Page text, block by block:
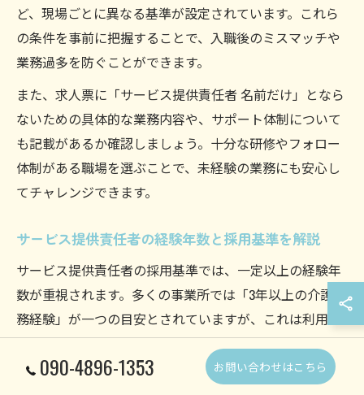
ど、現場ごとに異なる基準が設定されています。これら
の条件を事前に把握することで、入職後のミスマッチや
業務過多を防ぐことができます。
また、求人票に「サービス提供責任者 名前だけ」となら
ないための具体的な業務内容や、サポート体制について
も記載があるか確認しましょう。十分な研修やフォロー
体制がある職場を選ぶことで、未経験の業務にも安心し
てチャレンジできます。
サービス提供責任者の経験年数と採用基準を解説
サービス提供責任者の採用基準では、一定以上の経験年
数が重視されます。多くの事業所では「3年以上の介護実
務経験」が一つの目安とされていますが、これは利用者
やスタッフに対する指導・調整力を備えるための基準で
す。 090-4896-1353 お問い合わせはこちら